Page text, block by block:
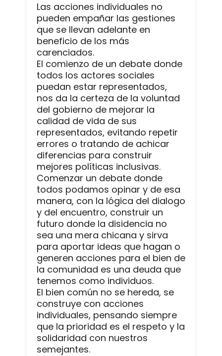
Las acciones individuales no
pueden empañar las gestiones
que se llevan adelante en
beneficio de los más
carenciados.
El comienzo de un debate donde
todos los actores sociales
puedan estar representados,
nos da la certeza de la voluntad
del gobierno de mejorar la
calidad de vida de sus
representados, evitando repetir
errores o tratando de achicar
diferencias para construir
mejores políticas inclusivas.
Comenzar un debate donde
todos podamos opinar y de esa
manera, con la lógica del dialogo
y del encuentro, construir un
futuro donde la disidencia no
sea una mera chicana y sirva
para aportar ideas que hagan o
generen acciones para el bien de
la comunidad es una deuda que
tenemos como individuos.
El bien común no se hereda, se
construye con acciones
individuales, pensando siempre
que la prioridad es el respeto y la
solidaridad con nuestros
semejantes.